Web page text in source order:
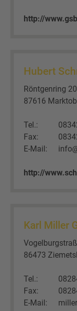
http://
Hubert
Röntgenring
87616
Tel.:
Fax:
E-Mail:
http://
Karl Miller
86473
Tel.:
Fax:
E-Mail: